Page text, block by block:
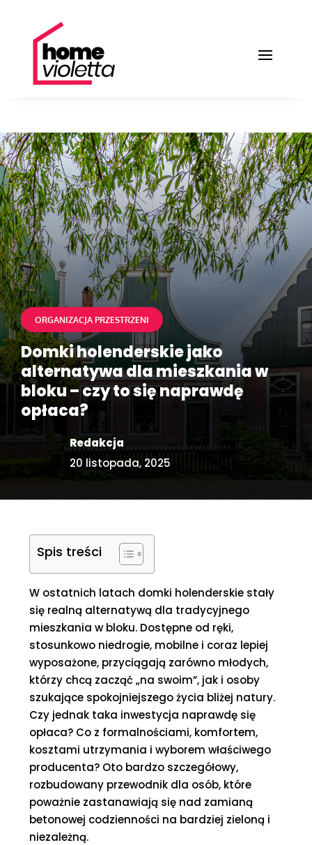
ORGANIZACJA PRZESTRZENI
Domki holenderskie jako
alternatywa dla mieszkania w
bloku – czy to się naprawdę
opłaca?
Redakcja
20 listopada, 2025
Spis treści
W ostatnich latach domki holenderskie stały
się realną alternatywą dla tradycyjnego
mieszkania w bloku. Dostępne od ręki,
stosunkowo niedrogie, mobilne i coraz lepiej
wyposażone, przyciągają zarówno młodych,
którzy chcą zacząć „na swoim”, jak i osoby
szukające spokojniejszego życia bliżej natury.
Czy jednak taka inwestycja naprawdę się
opłaca? Co z formalnościami, komfortem,
kosztami utrzymania i wyborem właściwego
producenta? Oto bardzo szczegółowy,
rozbudowany przewodnik dla osób, które
poważnie zastanawiają się nad zamianą
betonowej codzienności na bardziej zieloną i
niezależną.